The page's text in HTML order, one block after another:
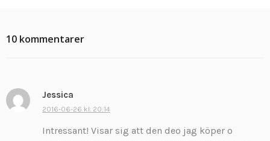
10 kommentarer
Jessica
k
i
2016-06-26 kl. 20:14
Intressant! Visar sig att den deo jag köper o